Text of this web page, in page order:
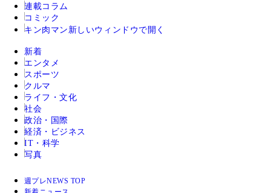
連載コラム
コミック
キン肉マン 新しいウィンドウで開く
新着
エンタメ
スポーツ
クルマ
ライフ・文化
社会
政治・国際
経済・ビジネス
IT・科学
写真
週プレNEWS TOP